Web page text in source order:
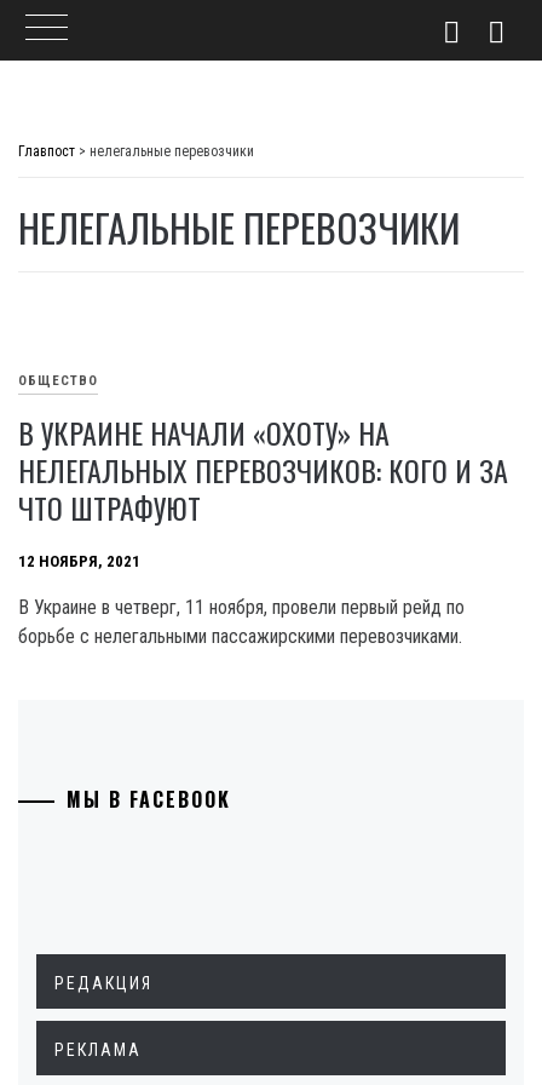
Главпост > нелегальные перевозчики
НЕЛЕГАЛЬНЫЕ ПЕРЕВОЗЧИКИ
ОБЩЕСТВО
В УКРАИНЕ НАЧАЛИ «ОХОТУ» НА
НЕЛЕГАЛЬНЫХ ПЕРЕВОЗЧИКОВ: КОГО И ЗА
ЧТО ШТРАФУЮТ
12 НОЯБРЯ, 2021
В Украине в четверг, 11 ноября, провели первый рейд по
борьбе с нелегальными пассажирскими перевозчиками.
МЫ В FACEBOOK
РЕДАКЦИЯ
РЕКЛАМА